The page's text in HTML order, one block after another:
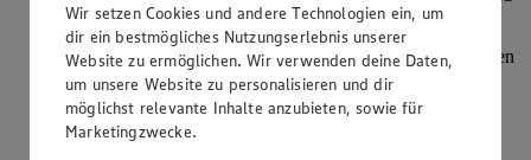
in sehr kleine Würfel schneiden.
Olivenöl in der Pfanne erhitzen und die Zwiebel 3-4 Minuten
glasig schwitzen. Karotte und Sellerie zugeben, salzen und
bei geringer Hitze weitere 15 Minuten sanft garen.
Regelmäßig umrühren.
Wir setzen Cookies und andere Technologien ein, um
dir ein bestmögliches Nutzungserlebnis unserer
Website zu ermöglichen. Wir verwenden deine Daten,
um unsere Website zu personalisieren und dir
möglichst relevante Inhalte anzubieten, sowie für
Marketingzwecke.